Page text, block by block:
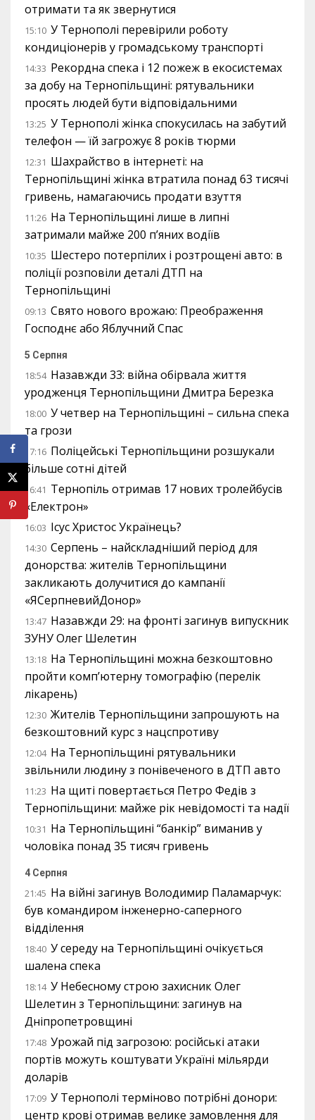
отримати та як звернутися
15:10 У Тернополі перевірили роботу
кондиціонерів у громадському транспорті
14:33 Рекордна спека і 12 пожеж в екосистемах
за добу на Тернопільщині: рятувальники
просять людей бути відповідальними
13:25 У Тернополі жінка спокусилась на забутий
телефон — їй загрожує 8 років тюрми
12:31 Шахрайство в інтернеті: на
Тернопільщині жінка втратила понад 63 тисячі
гривень, намагаючись продати взуття
11:26 На Тернопільщині лише в липні
затримали майже 200 п’яних водіїв
10:35 Шестеро потерпілих і розтрощені авто: в
поліції розповіли деталі ДТП на
Тернопільщині
09:13 Свято нового врожаю: Преображення
Господнє або Яблучний Спас
5 Серпня
18:54 Назавжди 33: війна обірвала життя
уродженця Тернопільщини Дмитра Березка
18:00 У четвер на Тернопільщині – сильна спека
та грози
17:16 Поліцейські Тернопільщини розшукали
більше сотні дітей
16:41 Тернопіль отримав 17 нових тролейбусів
«Електрон»
16:03 Ісус Христос Українець?
14:30 Серпень – найскладніший період для
донорства: жителів Тернопільщини
закликають долучитися до кампанії
«ЯСерпневийДонор»
13:47 Назавжди 29: на фронті загинув випускник
ЗУНУ Олег Шелетин
13:18 На Тернопільщині можна безкоштовно
пройти комп’ютерну томографію (перелік
лікарень)
12:30 Жителів Тернопільщини запрошують на
безкоштовний курс з нацспротиву
12:04 На Тернопільщині рятувальники
звільнили людину з понівеченого в ДТП авто
11:23 На щиті повертається Петро Федів з
Тернопільщини: майже рік невідомості та надії
10:31 На Тернопільщині “банкір” виманив у
чоловіка понад 35 тисяч гривень
4 Серпня
21:45 На війні загинув Володимир Паламарчук:
був командиром інженерно-саперного
відділення
18:40 У середу на Тернопільщині очікується
шалена спека
18:14 У Небесному строю захисник Олег
Шелетин з Тернопільщини: загинув на
Дніпропетровщині
17:48 Урожай під загрозою: російські атаки
портів можуть коштувати Україні мільярди
доларів
17:09 У Тернополі терміново потрібні донори:
центр крові отримав велике замовлення для